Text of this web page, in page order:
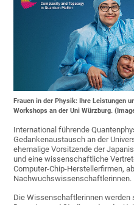
Frauen in der Physik: Ihre Leistungen
Workshops an der Uni Würzburg.
International führende
Gedankenaustausch an der
ehemalige Vorsitzende der
und eine wissenschaftliche
Computer-Chip-Herstellerfirmen,
Nachwuchswissenschaftlerinnen.
Die Wissenschaftlerinnen werden